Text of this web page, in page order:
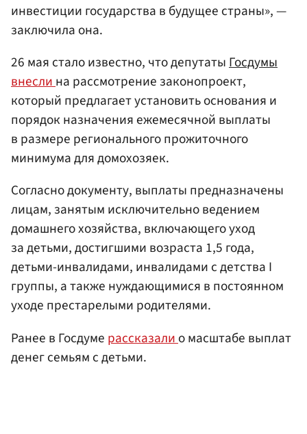
инвестиции государства в будущее страны», —
заключила она.
26 мая стало известно, что депутатыГосдумы
внеслина рассмотрение законопроект,
который предлагает установить основания и
порядок назначения ежемесячной выплаты
в размере регионального прожиточного
минимума для домохозяек.
Согласно документу, выплаты предназначены
лицам, занятым исключительно ведением
домашнего хозяйства, включающего уход
за детьми, достигшими возраста 1,5 года,
детьми-инвалидами, инвалидами с детства I
группы, а также нуждающимися в постоянном
уходе престарелыми родителями.
Ранее в Госдуме рассказалио масштабе выплат
денег семьям с детьми.